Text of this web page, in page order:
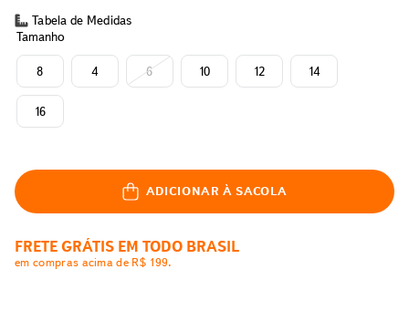
Tabela de Medidas
Tamanho
16
14
8 12
10
4 6
ADICIONAR À SACOLA
FRETE GRÁTIS EM TODO BRASIL
em compras acima de R$ 199.